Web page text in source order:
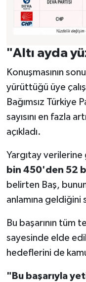
"Altı ayda
Konuşmasının
yürüttüğü üye
Bağımsız Türkiye
sayısını en fazla
açıkladı.
Yargıtay verilerine
bin 450'den 52
belirten Baş,
anlamına geldiğini
Bu başarının tüm
sayesinde elde
hedeflerini de
"Bu başarıyla